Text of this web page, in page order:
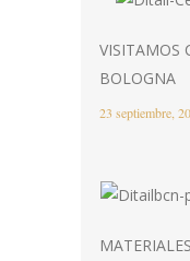
VISITAMOS
BOLOGNA
23 septiembre,